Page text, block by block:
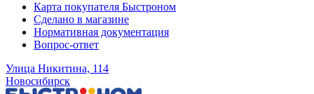
Карта покупателя Быстроном
Сделано в магазине
Нормативная документация
Вопрос-ответ
Улица Никитина, 114
Новосибирск